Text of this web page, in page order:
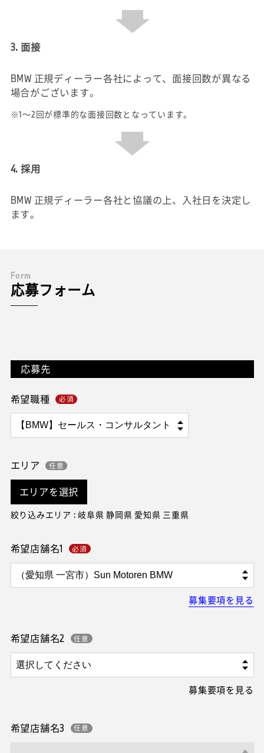
3. 面接
BMW 正規ディーラー各社によって、面接回数が異なる
場合がございます。
※1～2回が標準的な面接回数となっています。
4. 採用
BMW 正規ディーラー各社と協議の上、入社日を決定し
ます。
Form
応募フォーム
応募先
希望職種
エリア
エリアを選択
絞り込みエリア : 岐阜県 静岡県 愛知県 三重県
希望店舗名1
募集要項を見る
希望店舗名2
募集要項を見る
希望店舗名3